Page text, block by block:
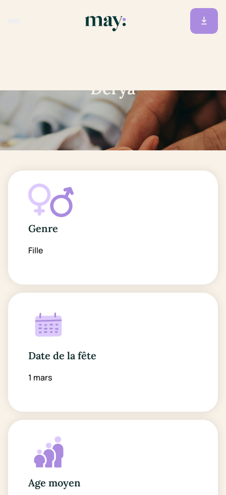
Derya
Genre
Fille
Date de la fête
1 mars
Age moyen